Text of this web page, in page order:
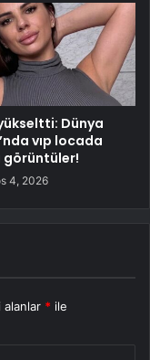
Dünya
vıp locada
görüntüler!
4, 2026
alanlar * ile